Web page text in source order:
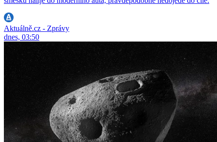
Aktuálně.cz - Zprávy
dnes, 03:50